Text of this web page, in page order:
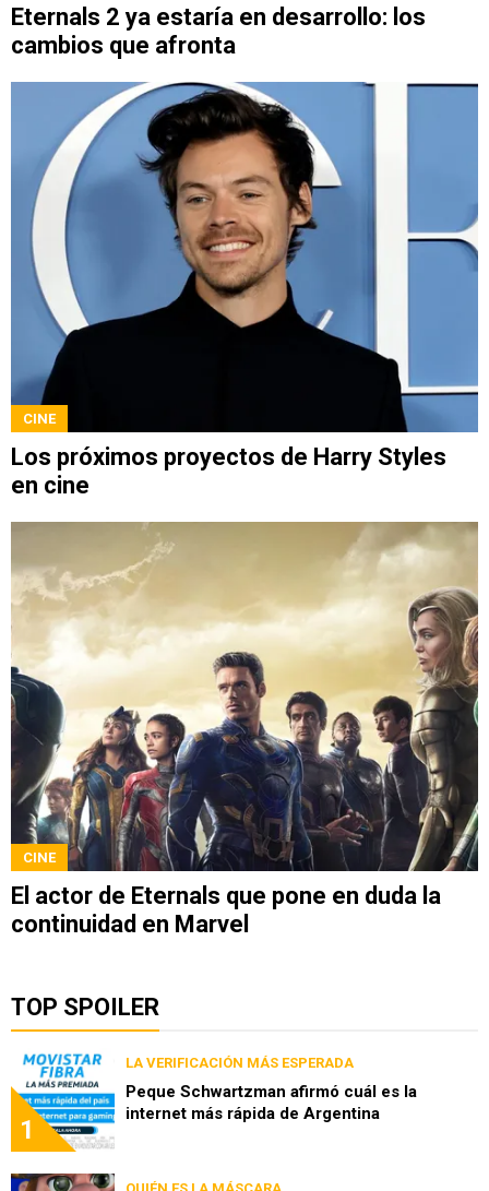
Eternals 2 ya estaría en desarrollo: los
cambios que afronta
CINE
Los próximos proyectos de Harry Styles
en cine
CINE
El actor de Eternals que pone en duda la
continuidad en Marvel
TOP SPOILER
1
LA VERIFICACIÓN MÁS ESPERADA
Peque Schwartzman afirmó cuál es la
internet más rápida de Argentina